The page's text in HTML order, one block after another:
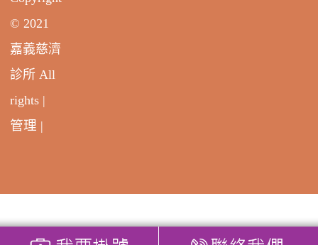
© 2021
嘉義慈濟
診所 All
rights |
管理 |